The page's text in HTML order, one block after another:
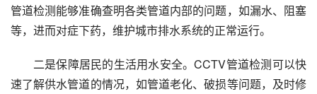
管道检测能够准确查明各类管道内部的问题，如漏水、阻塞
等，进而对症下药，维护城市排水系统的正常运行。
二是保障居民的生活用水安全。CCTV管道检测可以快
速了解供水管道的情况，如管道老化、破损等问题，及时修